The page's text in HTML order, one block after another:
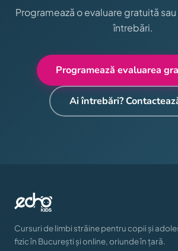
Programează o evaluare gratuită
întrebări.
Programează evaluarea
Ai întrebări?
Cursuri de limbi străine pentru copii și
fizic în București și online, oriunde în țară.